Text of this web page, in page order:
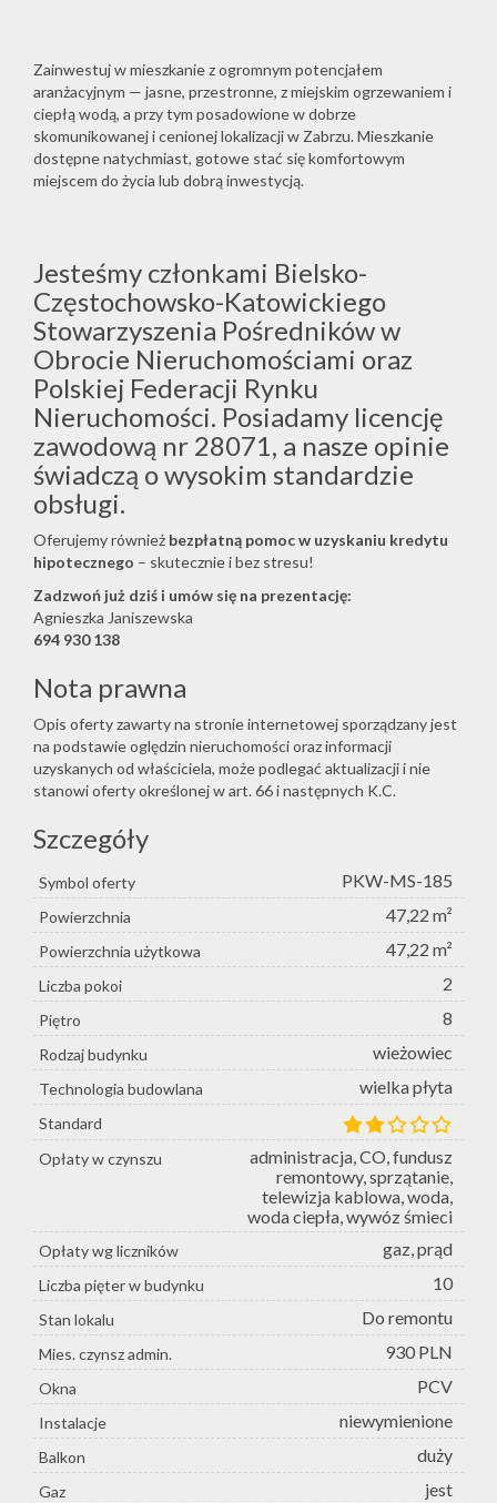
Zainwestuj w mieszkanie z ogromnym potencjałem
aranżacyjnym — jasne, przestronne, z miejskim ogrzewaniem i
ciepłą wodą, a przy tym posadowione w dobrze
skomunikowanej i cenionej lokalizacji w Zabrzu. Mieszkanie
dostępne natychmiast, gotowe stać się komfortowym
miejscem do życia lub dobrą inwestycją.
Jesteśmy członkami Bielsko-
Częstochowsko-Katowickiego
Stowarzyszenia Pośredników w
Obrocie Nieruchomościami oraz
Polskiej Federacji Rynku
Nieruchomości. Posiadamy licencję
zawodową nr 28071, a nasze opinie
świadczą o wysokim standardzie
obsługi.
Oferujemy również bezpłatną pomoc w uzyskaniu kredytu
hipotecznego – skutecznie i bez stresu!
Zadzwoń już dziś i umów się na prezentację:
Agnieszka Janiszewska
694 930 138
Nota prawna
Opis oferty zawarty na stronie internetowej sporządzany jest
na podstawie oględzin nieruchomości oraz informacji
uzyskanych od właściciela, może podlegać aktualizacji i nie
stanowi oferty określonej w art. 66 i następnych K.C.
Szczegóły
Symbol oferty PKW-MS-185
Powierzchnia 47,22 m²
Powierzchnia użytkowa 47,22 m²
Liczba pokoi 2
Piętro 8
Rodzaj budynku wieżowiec
Technologia budowlana wielka płyta
Standard
Opłaty w czynszu
administracja, CO, fundusz
remontowy, sprzątanie,
telewizja kablowa, woda,
woda ciepła, wywóz śmieci
Opłaty wg liczników gaz, prąd
Liczba pięter w budynku 10
Stan lokalu Do remontu
Mies. czynsz admin. 930 PLN
Okna PCV
Instalacje niewymienione
Balkon duży
Gaz jest